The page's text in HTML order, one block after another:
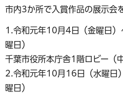
市内3か所で入賞作品の展示会
1.令和元年10月4日（金曜日
曜日）
千葉市役所本庁舎1階ロビー（
2.令和元年10月16日（水曜日
曜日）